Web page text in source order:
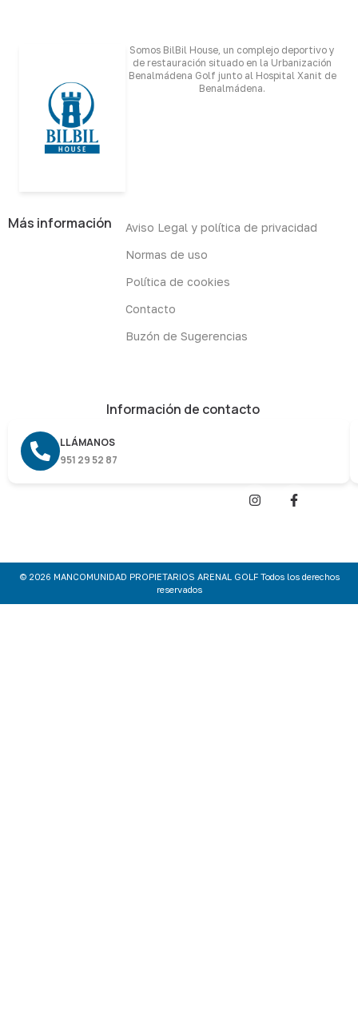
Somos BilBil House, un complejo deportivo y
de restauración situado en la Urbanización
Benalmádena Golf junto al Hospital Xanit de
Benalmádena.
Más información
Aviso Legal y política de privacidad
Normas de uso
Política de cookies
Contacto
Buzón de Sugerencias
Información de contacto
LLÁMANOS
951 29 52 87
© 2026 MANCOMUNIDAD PROPIETARIOS ARENAL GOLF Todos los derechos
reservados